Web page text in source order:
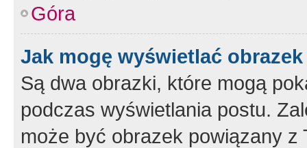
Góra
Jak mogę wyświetlać
Są dwa obrazki, które mogą
podczas wyświetlania postu.
może być obrazek powiązany z